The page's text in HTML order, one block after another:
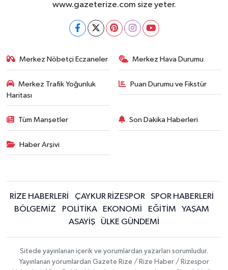
www.gazeterize.com size yeter.
Merkez Nöbetçi Eczaneler Merkez Hava Durumu
Merkez Trafik Yoğunluk
Haritası
Puan Durumu ve Fikstür
Tüm Manşetler Son Dakika Haberleri
Haber Arşivi
RİZE HABERLERİ ÇAYKUR RİZESPOR
SPOR HABERLERİ
BÖLGEMİZ
POLİTİKA EKONOMİ EĞİTİM
YAŞAM
ASAYİŞ
ÜLKE GÜNDEMİ
Sitede yayınlanan içerik ve yorumlardan yazarları sorumludur.
Yayınlanan yorumlardan Gazete Rize / Rize Haber / Rizespor